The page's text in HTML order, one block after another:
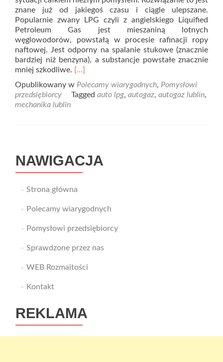
znane już od jakiegoś czasu i ciągle ulepszane.
Popularnie zwany LPG czyli z angielskiego Liquified
Petroleum Gas jest mieszaniną lotnych
węglowodorów, powstałą w procesie rafinacji ropy
naftowej. Jest odporny na spalanie stukowe (znacznie
bardziej niż benzyna), a substancje powstałe znacznie
mniej szkodliwe.
[…]
Opublikowany w Polecamy wiarygodnych, Pomysłowi
przedsiębiorcy
Tagged auto lpg, autogaz, autogaz lublin,
mechanika lublin
NAWIGACJA
Strona główna
Polecamy wiarygodnych
Pomysłowi przedsiębiorcy
Sprawdzone przez nas
WEB Rozmaitości
Kontakt
REKLAMA